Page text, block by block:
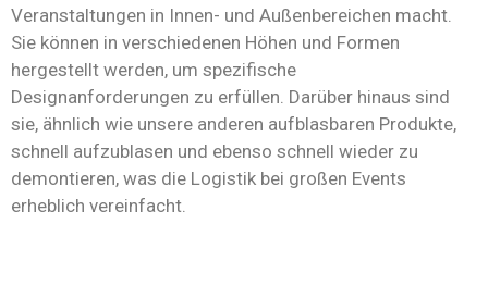
Veranstaltungen in Innen- und Außenbereichen macht.
Sie können in verschiedenen Höhen und Formen
hergestellt werden, um spezifische
Designanforderungen zu erfüllen. Darüber hinaus sind
sie, ähnlich wie unsere anderen aufblasbaren Produkte,
schnell aufzublasen und ebenso schnell wieder zu
demontieren, was die Logistik bei großen Events
erheblich vereinfacht.